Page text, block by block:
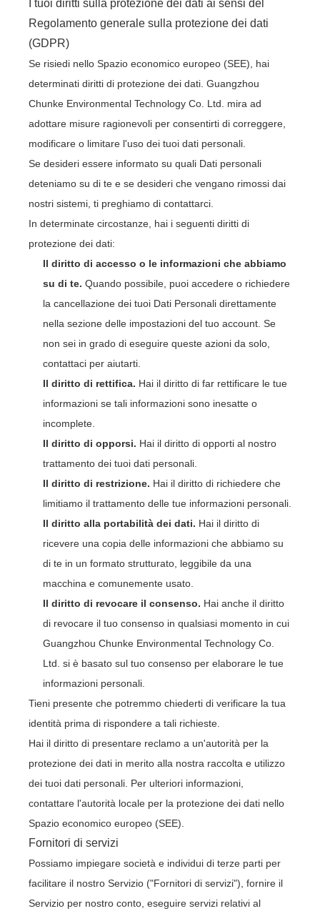
I tuoi diritti sulla protezione dei dati ai sensi del
Regolamento generale sulla protezione dei dati
(GDPR)
Se risiedi nello Spazio economico europeo (SEE), hai
determinati diritti di protezione dei dati. Guangzhou
Chunke Environmental Technology Co. Ltd. mira ad
adottare misure ragionevoli per consentirti di correggere,
modificare o limitare l'uso dei tuoi dati personali.
Se desideri essere informato su quali Dati personali
deteniamo su di te e se desideri che vengano rimossi dai
nostri sistemi, ti preghiamo di contattarci.
In determinate circostanze, hai i seguenti diritti di
protezione dei dati:
Il diritto di accesso o le informazioni che abbiamo
su di te. Quando possibile, puoi accedere o richiedere
la cancellazione dei tuoi Dati Personali direttamente
nella sezione delle impostazioni del tuo account. Se
non sei in grado di eseguire queste azioni da solo,
contattaci per aiutarti.
Il diritto di rettifica. Hai il diritto di far rettificare le tue
informazioni se tali informazioni sono inesatte o
incomplete.
Il diritto di opporsi. Hai il diritto di opporti al nostro
trattamento dei tuoi dati personali.
Il diritto di restrizione. Hai il diritto di richiedere che
limitiamo il trattamento delle tue informazioni personali.
Il diritto alla portabilità dei dati. Hai il diritto di
ricevere una copia delle informazioni che abbiamo su
di te in un formato strutturato, leggibile da una
macchina e comunemente usato.
Il diritto di revocare il consenso. Hai anche il diritto
di revocare il tuo consenso in qualsiasi momento in cui
Guangzhou Chunke Environmental Technology Co.
Ltd. si è basato sul tuo consenso per elaborare le tue
informazioni personali.
Tieni presente che potremmo chiederti di verificare la tua
identità prima di rispondere a tali richieste.
Hai il diritto di presentare reclamo a un'autorità per la
protezione dei dati in merito alla nostra raccolta e utilizzo
dei tuoi dati personali. Per ulteriori informazioni,
contattare l'autorità locale per la protezione dei dati nello
Spazio economico europeo (SEE).
Fornitori di servizi
Possiamo impiegare società e individui di terze parti per
facilitare il nostro Servizio ("Fornitori di servizi"), fornire il
Servizio per nostro conto, eseguire servizi relativi al